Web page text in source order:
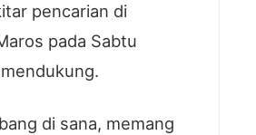
pencarian di
pada Sabtu
di sana, memang